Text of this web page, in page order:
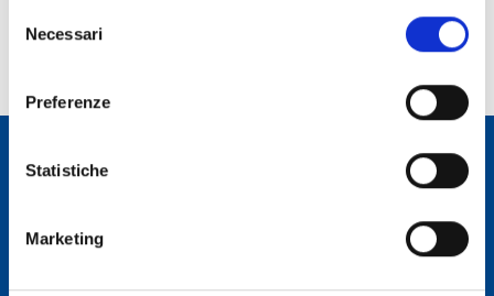
delNecessari
Preferenze
Statistiche
Marketing
Incarico dal: